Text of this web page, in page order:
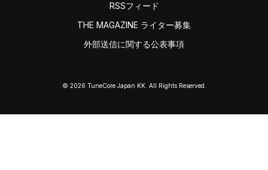
RSSフィード
THE MAGAZINE ライター募集
外部送信に関する公表事項
© 2026 TuneCore Japan KK. All Rights Reserved.